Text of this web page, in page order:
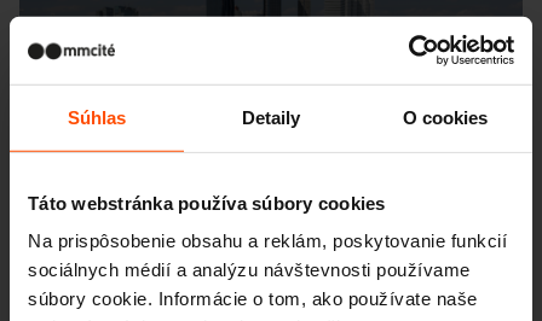
Súhlas Detaily O cookies
Táto webstránka používa súbory cookies
Na prispôsobenie obsahu a reklám, poskytovanie funkcií
sociálnych médií a analýzu návštevnosti používame
súbory cookie. Informácie o tom, ako používate naše